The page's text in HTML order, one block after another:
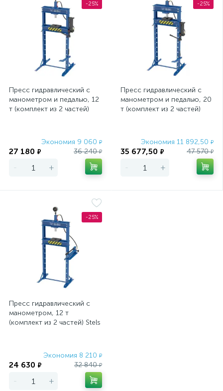
-25%
Пресс гидравлический с
манометром и педалью, 12
т (комплект из 2 частей)
Экономия 9 060 ₽
27 180 ₽ 36 240₽
- +
-25%
Пресс гидравлический с
манометром и педалью, 20
т (комплект из 2 частей)
Экономия 11 892,50 ₽
35 677,50 ₽ 47 570₽
- +
-25%
Пресс гидравлический с
манометром, 12 т
(комплект из 2 частей) Stels
Экономия 8 210 ₽
24 630 ₽ 32 840₽
- +